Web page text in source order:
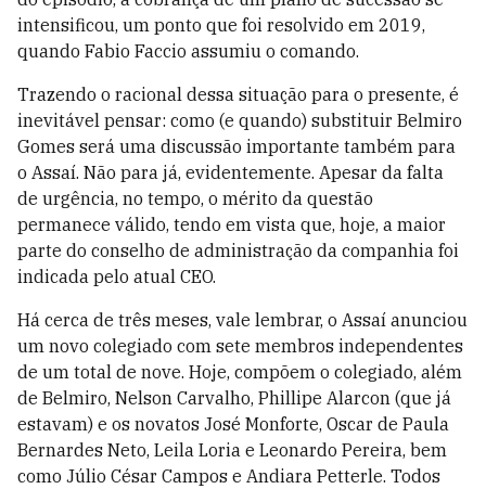
intensificou, um ponto que foi resolvido em 2019,
quando Fabio Faccio assumiu o comando.
Trazendo o racional dessa situação para o presente, é
inevitável pensar: como (e quando) substituir Belmiro
Gomes será uma discussão importante também para
o Assaí. Não para já, evidentemente. Apesar da falta
de urgência, no tempo, o mérito da questão
permanece válido, tendo em vista que, hoje, a maior
parte do conselho de administração da companhia foi
indicada pelo atual CEO.
Há cerca de três meses, vale lembrar, o Assaí anunciou
um novo colegiado com sete membros independentes
de um total de nove. Hoje, compõem o colegiado, além
de Belmiro, Nelson Carvalho, Phillipe Alarcon (que já
estavam) e os novatos José Monforte, Oscar de Paula
Bernardes Neto, Leila Loria e Leonardo Pereira, bem
como Júlio César Campos e Andiara Petterle. Todos